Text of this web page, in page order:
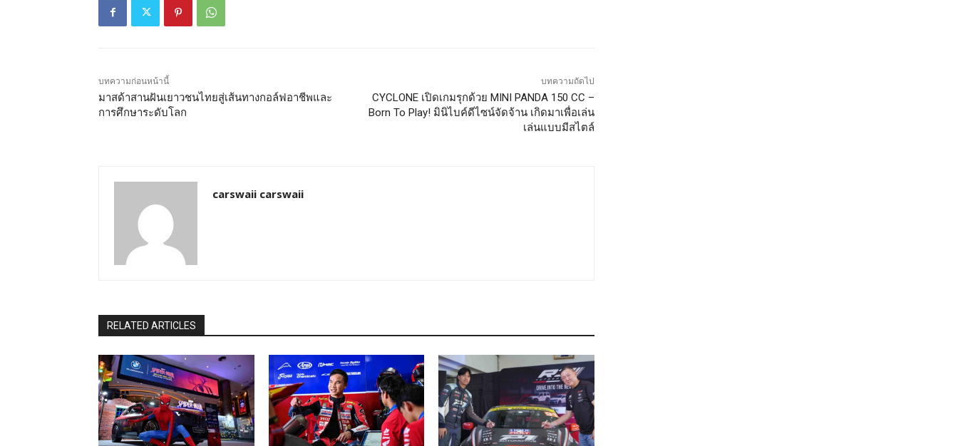
บทความก่อนหน้านี้
มาสด้าสานฝันเยาวชนไทยสู่เส้นทางกอล์ฟอาชีพและ
การศึกษาระดับโลก
บทความถัดไป
CYCLONE เปิดเกมรุกด้วย MINI PANDA 150 CC –
Born To Play! มินิไบค์ดีไซน์จัดจ้าน เกิดมาเพื่อเล่น
เล่นแบบมีสไตล์
carswaii carswaii
RELATED ARTICLES